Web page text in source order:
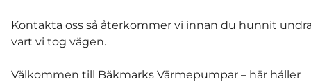
Kontakta oss så återkommer vi innan du hunnit
vart vi tog vägen.
Välkommen till Bäkmarks Värmepumpar – här håller